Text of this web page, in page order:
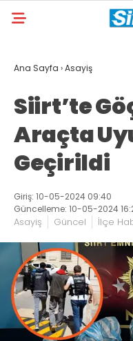
Ana Sayfa ›Asayiş
Siirt’te
Araçta
Geçirildi
Giriş: 10-05-2024 09:40
Güncelleme: 10-05-2024
Asayiş Güncel İlçe